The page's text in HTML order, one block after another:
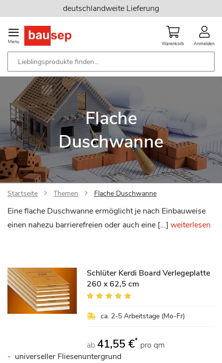
Inhalt
springen
deutschlandweite Lieferung
Menu Warenkorb Anmelden
Flache
Duschwanne
Startseite Themen Flache Duschwanne
Eine flache Duschwanne ermöglicht je nach Einbauweise
einen nahezu barrierefreien oder auch eine [...] weiterlesen
Schlüter Kerdi Board Verlegeplatte
260 x 62,5 cm
Bewertung:
ca. 2-5 Arbeitstage (Mo-Fr)
ab 41,55 €* pro qm
universeller Fliesenuntergrund